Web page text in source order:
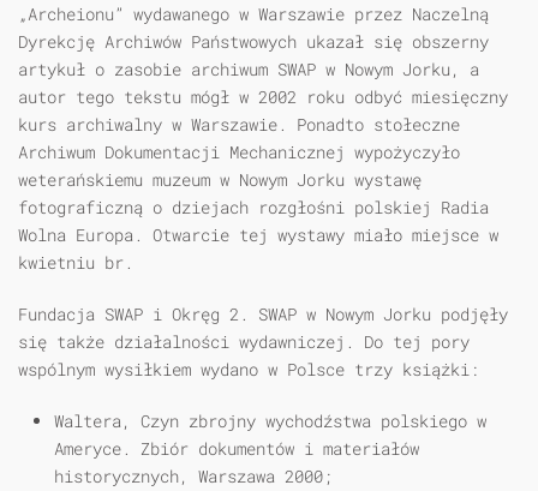
„Archeionu” wydawanego w Warszawie przez Naczelną
Dyrekcję Archiwów Państwowych ukazał się obszerny
artykuł o zasobie archiwum SWAP w Nowym Jorku, a
autor tego tekstu mógł w 2002 roku odbyć miesięczny
kurs archiwalny w Warszawie. Ponadto stołeczne
Archiwum Dokumentacji Mechanicznej wypożyczyło
weterańskiemu muzeum w Nowym Jorku wystawę
fotograficzną o dziejach rozgłośni polskiej Radia
Wolna Europa. Otwarcie tej wystawy miało miejsce w
kwietniu br.
Fundacja SWAP i Okręg 2. SWAP w Nowym Jorku podjęły
się także działalności wydawniczej. Do tej pory
wspólnym wysiłkiem wydano w Polsce trzy książki:
Waltera, Czyn zbrojny wychodźstwa polskiego w
Ameryce. Zbiór dokumentów i materiałów
historycznych, Warszawa 2000;